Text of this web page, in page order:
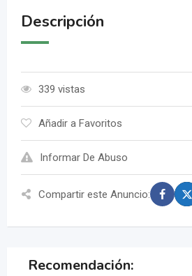
Descripción
339 vistas
Añadir a Favoritos
Informar De Abuso
Compartir este Anuncio:
Recomendación: